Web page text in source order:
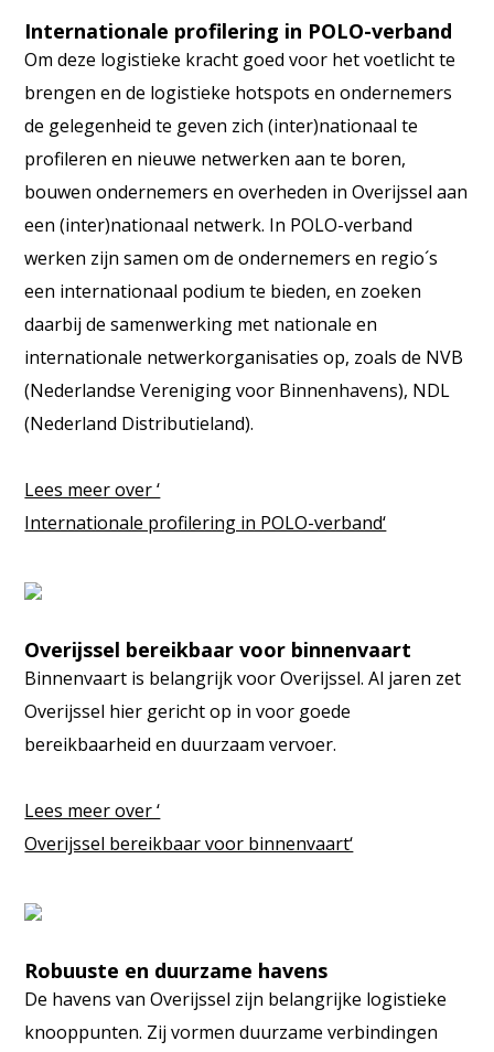
Internationale profilering in POLO-verband
Om deze logistieke kracht goed voor het voetlicht te
brengen en de logistieke hotspots en ondernemers
de gelegenheid te geven zich (inter)nationaal te
profileren en nieuwe netwerken aan te boren,
bouwen ondernemers en overheden in Overijssel aan
een (inter)nationaal netwerk. In POLO-verband
werken zijn samen om de ondernemers en regio´s
een internationaal podium te bieden, en zoeken
daarbij de samenwerking met nationale en
internationale netwerkorganisaties op, zoals de NVB
(Nederlandse Vereniging voor Binnenhavens), NDL
(Nederland Distributieland).
Lees meer over ‘
Internationale profilering in POLO-verband‘
Overijssel bereikbaar voor binnenvaart
Binnenvaart is belangrijk voor Overijssel. Al jaren zet
Overijssel hier gericht op in voor goede
bereikbaarheid en duurzaam vervoer.
Lees meer over ‘
Overijssel bereikbaar voor binnenvaart‘
Robuuste en duurzame havens
De havens van Overijssel zijn belangrijke logistieke
knooppunten. Zij vormen duurzame verbindingen